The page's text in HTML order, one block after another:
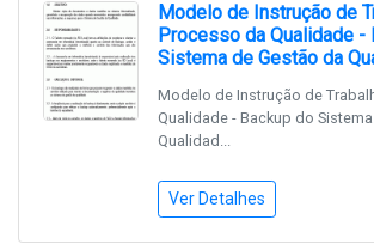
Modelo de Instrução de
Processo da Qualidade -
Sistema de Gestão da
Modelo de Instrução de
Qualidade - Backup do
Qualidad...
Ver Detalhes